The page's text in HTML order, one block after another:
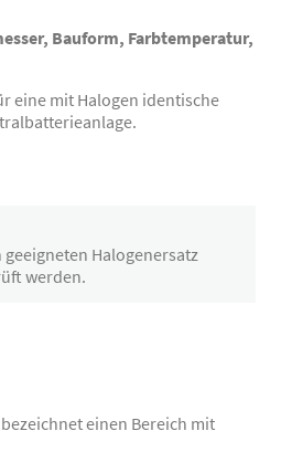
Bauform, Farbtemperatur,
eine mit Halogen identische
Halogenersatz
werden.
einen Bereich mit